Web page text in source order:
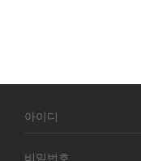
원
그